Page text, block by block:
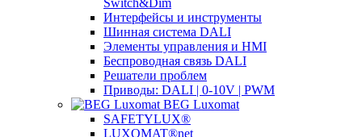
Switch&Dim
Интерфейсы и инструменты
Шинная система DALI
Элементы управления и HMI
Беспроводная связь DALI
Решатели проблем
Приводы: DALI | 0-10V | PWM
BEG Luxomat
SAFETYLUX®
LUXOMAT®net